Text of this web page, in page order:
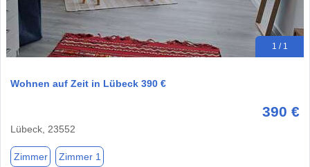
1 / 1
Wohnen auf Zeit in Lübeck 390 €
390 €
Lübeck, 23552
Zimmer Zimmer 1